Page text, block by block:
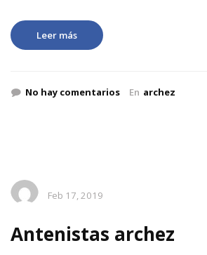
Leer más
No hay comentarios En archez
Feb 17, 2019
Antenistas archez